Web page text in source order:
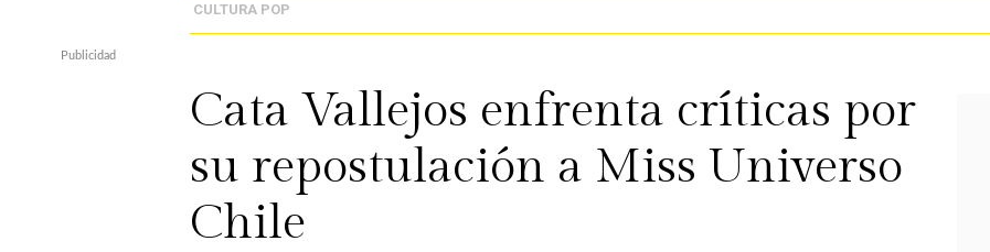
CULTURA POP
Cata Vallejos enfrenta críticas por
su repostulación a Miss Universo
Chile